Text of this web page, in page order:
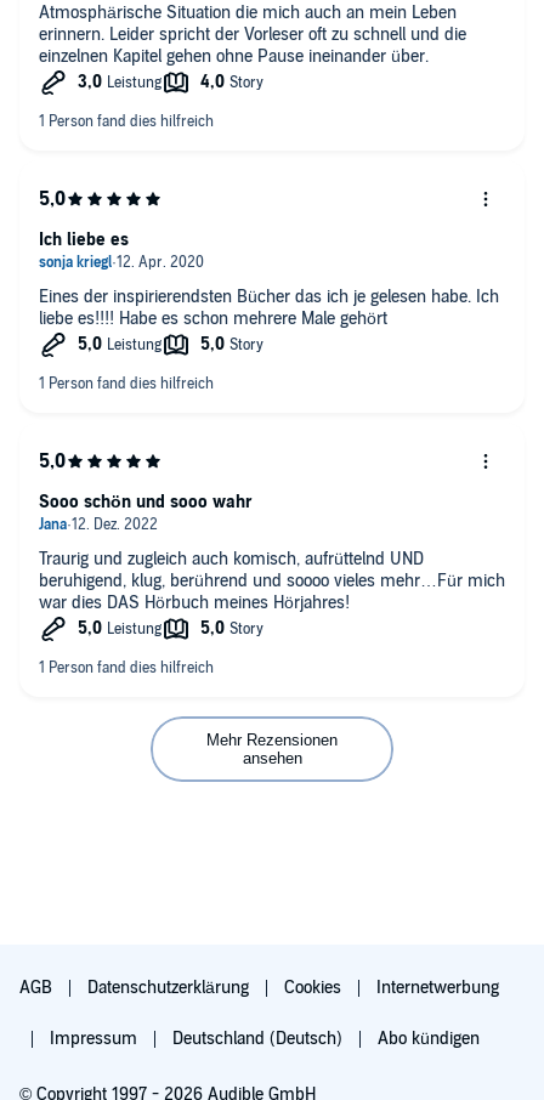
Atmosphärische Situation die mich auch an mein Leben
erinnern. Leider spricht der Vorleser oft zu schnell und die
einzelnen Kapitel gehen ohne Pause ineinander über.
Eines der inspirierendsten Bücher das ich je gelesen habe. Ich
liebe es!!!! Habe es schon mehrere Male gehört
Ich liebe es
Traurig und zugleich auch komisch, aufrüttelnd UND
beruhigend, klug, berührend und soooo vieles mehr…Für mich
war dies DAS Hörbuch meines Hörjahres!
Sooo schön und sooo wahr
Mehr Rezensionen
ansehen
AGB Datenschutzerklärung Cookies Internetwerbung
Impressum Deutschland (Deutsch) Abo kündigen
© Copyright 1997 - 2026 Audible GmbH